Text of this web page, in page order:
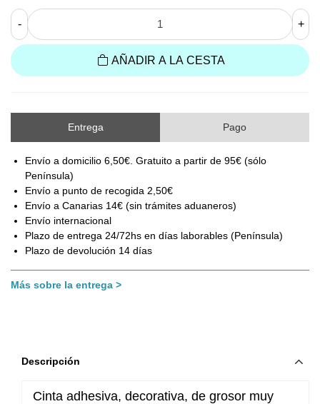
- +
AÑADIR A LA CESTA
Entrega Pago
Envío a domicilio 6,50€. Gratuito a partir de 95€ (sólo
Península)
Envío a punto de recogida 2,50€
Envío a Canarias 14€ (sin trámites aduaneros)
Envío internacional
Plazo de entrega 24/72hs en días laborables (Península)
Plazo de devolución 14 días
Más sobre la entrega
Descripción
Cinta adhesiva, decorativa, de grosor muy